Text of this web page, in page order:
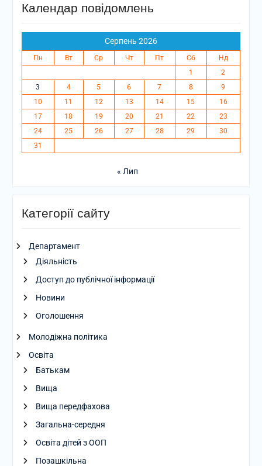
Календар повідомлень
Серпень 2026
Пн Вт Ср Чт Пт Сб
Нд
1
2
3
4 5 6 7 8
9
10
11 12 13 14 15
16
17
18 19 20 21 22
23
24
25 26 27 28 29
30
31
« Лип
Категорії сайту
Департамент
Діяльність
Доступ до публічної інформації
Новини
Оголошення
Молодіжна політика
Освіта
Батькам
Вища
Вища передфахова
Загальна-середня
Освіта дітей з ООП
Позашкільна